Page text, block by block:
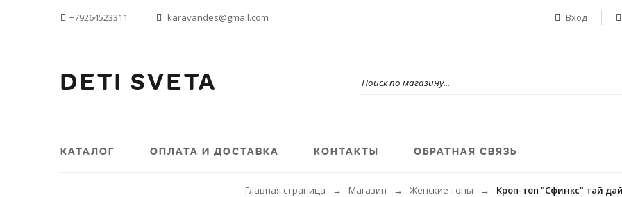
+79264523311 karavandes@gmail.com Вход
DETI SVETA
КАТАЛОГ ОПЛАТА И ДОСТАВКА КОНТАКТЫ ОБРАТНАЯ СВЯЗЬ
Главная страница → Магазин → Женские топы → Кроп-топ "Сфинкс" тай